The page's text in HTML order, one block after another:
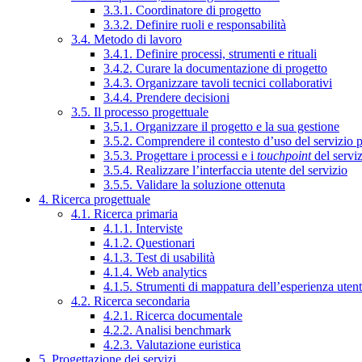
3.3.1. Coordinatore di progetto
3.3.2. Definire ruoli e responsabilità
3.4. Metodo di lavoro
3.4.1. Definire processi, strumenti e rituali
3.4.2. Curare la documentazione di progetto
3.4.3. Organizzare tavoli tecnici collaborativi
3.4.4. Prendere decisioni
3.5. Il processo progettuale
3.5.1. Organizzare il progetto e la sua gestione
3.5.2. Comprendere il contesto d’uso del servizio
3.5.3. Progettare i processi e i touchpointdel
3.5.4. Realizzare l’interfaccia utente del servizio
3.5.5. Validare la soluzione ottenuta
4. Ricerca progettuale
4.1. Ricerca primaria
4.1.1. Interviste
4.1.2. Questionari
4.1.3. Test di usabilità
4.1.4. Web analytics
4.1.5. Strumenti di mappatura dell’esperienza
4.2. Ricerca secondaria
4.2.1. Ricerca documentale
4.2.2. Analisi benchmark
4.2.3. Valutazione euristica
5. Progettazione dei servizi